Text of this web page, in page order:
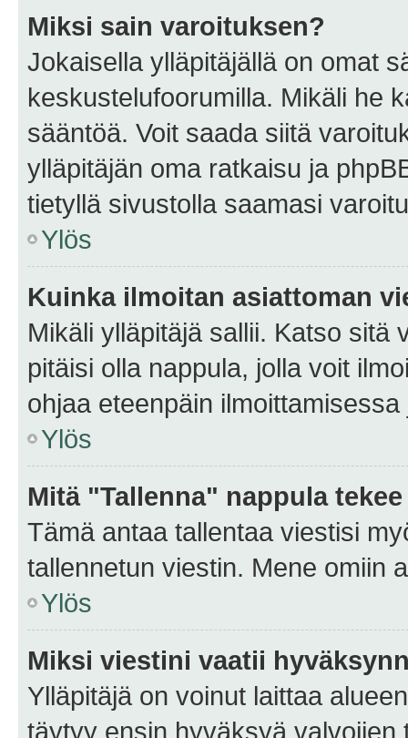
Miksi sain varoituksen?
Jokaisella ylläpitäjällä on omat
keskustelufoorumilla. Mikäli he
sääntöä. Voit saada siitä
ylläpitäjän oma ratkaisu ja
tietyllä sivustolla saamasi
Ylös
Kuinka ilmoitan asiattoman
Mikäli ylläpitäjä sallii. Katso sitä
pitäisi olla nappula, jolla voit
ohjaa eteenpäin
Ylös
Mitä "Tallenna" nappula
Tämä antaa tallentaa viestisi
tallennetun viestin. Mene omiin
Ylös
Miksi viestini vaatii
Ylläpitäjä on voinut laittaa
täytyy ensin hyväksyä